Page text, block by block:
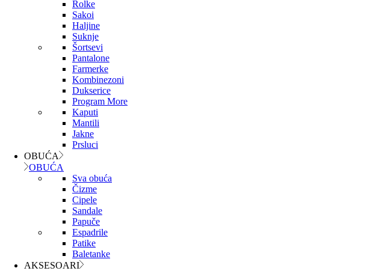
Rolke
Sakoi
Haljine
Suknje
Šortsevi
Pantalone
Farmerke
Kombinezoni
Dukserice
Program More
Kaputi
Mantili
Jakne
Prsluci
OBUĆA
OBUĆA
Sva obuća
Čizme
Cipele
Sandale
Papuče
Espadrile
Patike
Baletanke
AKSESOARI